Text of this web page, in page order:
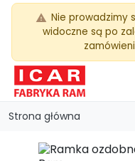
warning Nie prowadzimy
widoczne są po
Strona główna